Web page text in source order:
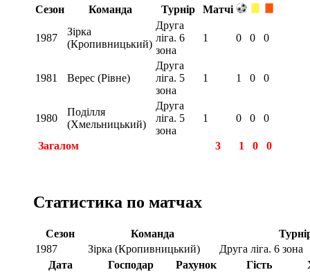
Сезон Команда Турнір Матчі
1987
Зірка
(Кропивницький)
Друга
ліга. 6
зона
1 0 0 0
1981 Верес (Рівне)
Друга
ліга. 5
зона
1 1 0 0
1980
Поділля
(Хмельницький)
Друга
ліга. 5
зона
1 0 0 0
Загалом 3 1 0 0
Статистика по матчах
Сезон Команда
1987
Зірка (Кропивницький)
Друга ліга. 6 зона
Дата
Господар Рахунок Гість